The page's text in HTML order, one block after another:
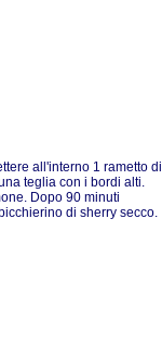
all'interno 1 rametto di
teglia con i bordi alti.
Dopo 90 minuti
di sherry secco.